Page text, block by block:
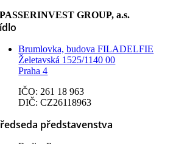
PASSERINVEST GROUP, a.s.
Brumlovka, budova FILADELFIE
Želetavská 1525/1140 00
Praha 4
IČO: 261 18 963
DIČ: CZ26118963
představenstva